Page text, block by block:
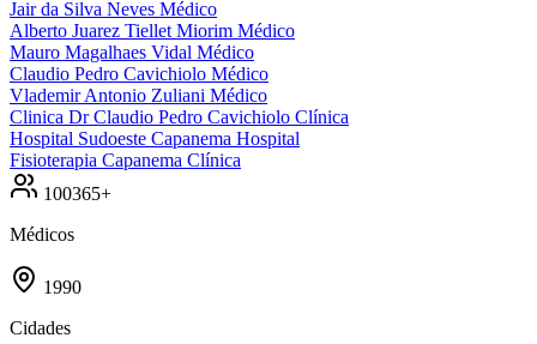
Jair da Silva Neves Médico
Alberto Juarez Tiellet Miorim Médico
Mauro Magalhaes Vidal Médico
Claudio Pedro Cavichiolo Médico
Vlademir Antonio Zuliani Médico
Clinica Dr Claudio Pedro Cavichiolo Clínica
Hospital Sudoeste Capanema Hospital
Fisioterapia Capanema Clínica
100365+
Médicos
1990
Cidades